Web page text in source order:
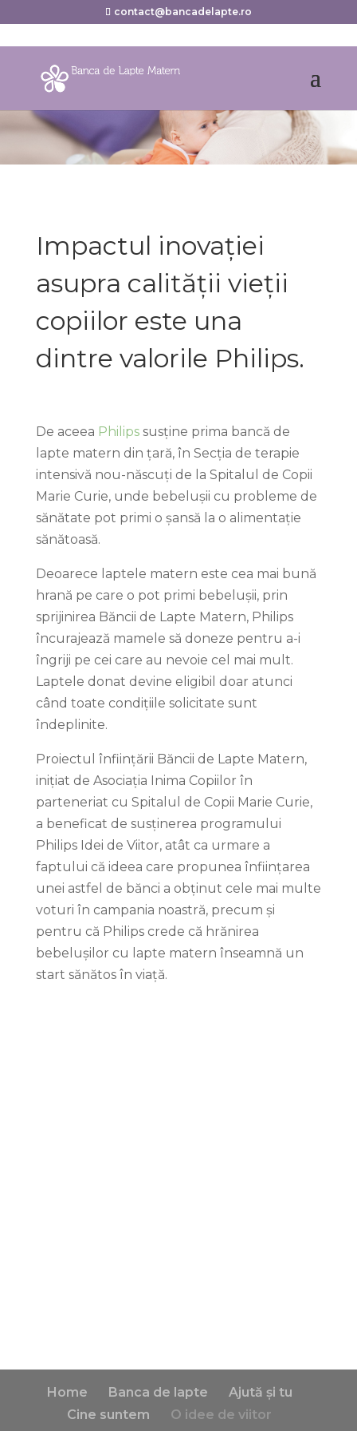
contact@bancadelapte.ro
Impactul inovației
asupra calității vieții
copiilor este una
dintre valorile Philips.
De aceea Philipssusține prima bancă de
lapte matern din țară, în Secţia de terapie
intensivă nou-născuţi de la Spitalul de Copii
Marie Curie, unde bebelușii cu probleme de
sănătate pot primi o șansă la o alimentație
sănătoasă.
Deoarece laptele matern este cea mai bună
hrană pe care o pot primi bebelușii, prin
sprijinirea Băncii de Lapte Matern, Philips
încurajează mamele să doneze pentru a-i
îngriji pe cei care au nevoie cel mai mult.
Laptele donat devine eligibil doar atunci
când toate condițiile solicitate sunt
îndeplinite.
Proiectul înființării Băncii de Lapte Matern,
inițiat de Asociația Inima Copiilor în
parteneriat cu Spitalul de Copii Marie Curie,
a beneficat de susținerea programului
Philips Idei de Viitor, atât ca urmare a
faptului că ideea care propunea înființarea
unei astfel de bănci a obținut cele mai multe
voturi în campania noastră, precum și
pentru că Philips crede că hrănirea
bebelușilor cu lapte matern înseamnă un
start sănătos în viață.
Home Banca de lapte
Ajută și tu
Cine suntem
O idee de viitor